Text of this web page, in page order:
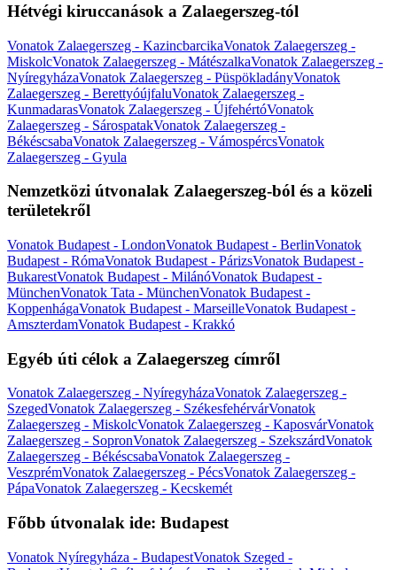
Hétvégi kiruccanások a Zalaegerszeg-tól
Vonatok Zalaegerszeg - KazincbarcikaVonatok Zalaegerszeg -
MiskolcVonatok Zalaegerszeg - MátészalkaVonatok Zalaegerszeg -
NyíregyházaVonatok Zalaegerszeg - PüspökladányVonatok
Zalaegerszeg - BerettyóújfaluVonatok Zalaegerszeg -
KunmadarasVonatok Zalaegerszeg - ÚjfehértóVonatok
Zalaegerszeg - SárospatakVonatok Zalaegerszeg -
BékéscsabaVonatok Zalaegerszeg - VámospércsVonatok
Zalaegerszeg - Gyula
Nemzetközi útvonalak Zalaegerszeg-ból és a közeli
területekről
Vonatok Budapest - LondonVonatok Budapest - BerlinVonatok
Budapest - RómaVonatok Budapest - PárizsVonatok Budapest -
BukarestVonatok Budapest - MilánóVonatok Budapest -
MünchenVonatok Tata - MünchenVonatok Budapest -
KoppenhágaVonatok Budapest - MarseilleVonatok Budapest -
AmszterdamVonatok Budapest - Krakkó
Egyéb úti célok a Zalaegerszeg címről
Vonatok Zalaegerszeg - NyíregyházaVonatok Zalaegerszeg -
SzegedVonatok Zalaegerszeg - SzékesfehérvárVonatok
Zalaegerszeg - MiskolcVonatok Zalaegerszeg - KaposvárVonatok
Zalaegerszeg - SopronVonatok Zalaegerszeg - SzekszárdVonatok
Zalaegerszeg - BékéscsabaVonatok Zalaegerszeg -
VeszprémVonatok Zalaegerszeg - PécsVonatok Zalaegerszeg -
PápaVonatok Zalaegerszeg - Kecskemét
Főbb útvonalak ide: Budapest
Vonatok Nyíregyháza - BudapestVonatok Szeged -